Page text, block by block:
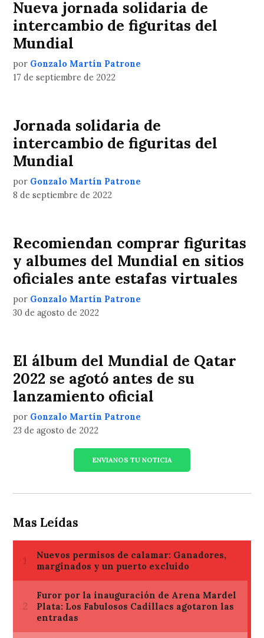
Nueva jornada solidaria de
intercambio de figuritas del
Mundial
por Gonzalo Martín Patrone
17 de septiembre de 2022
Jornada solidaria de
intercambio de figuritas del
Mundial
por Gonzalo Martín Patrone
8 de septiembre de 2022
Recomiendan comprar figuritas
y albumes del Mundial en sitios
oficiales ante estafas virtuales
por Gonzalo Martín Patrone
30 de agosto de 2022
El álbum del Mundial de Qatar
2022 se agotó antes de su
lanzamiento oficial
por Gonzalo Martín Patrone
23 de agosto de 2022
ENVIANOS TU NOTICIA
Mas Leídas